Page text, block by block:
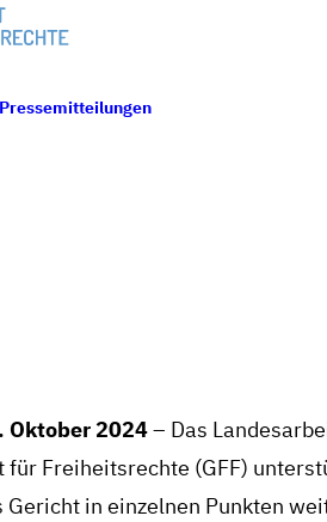
Pressemitteilungen
2024– Das
für Freiheitsrechte (GFF)
in einzelnen Punkten